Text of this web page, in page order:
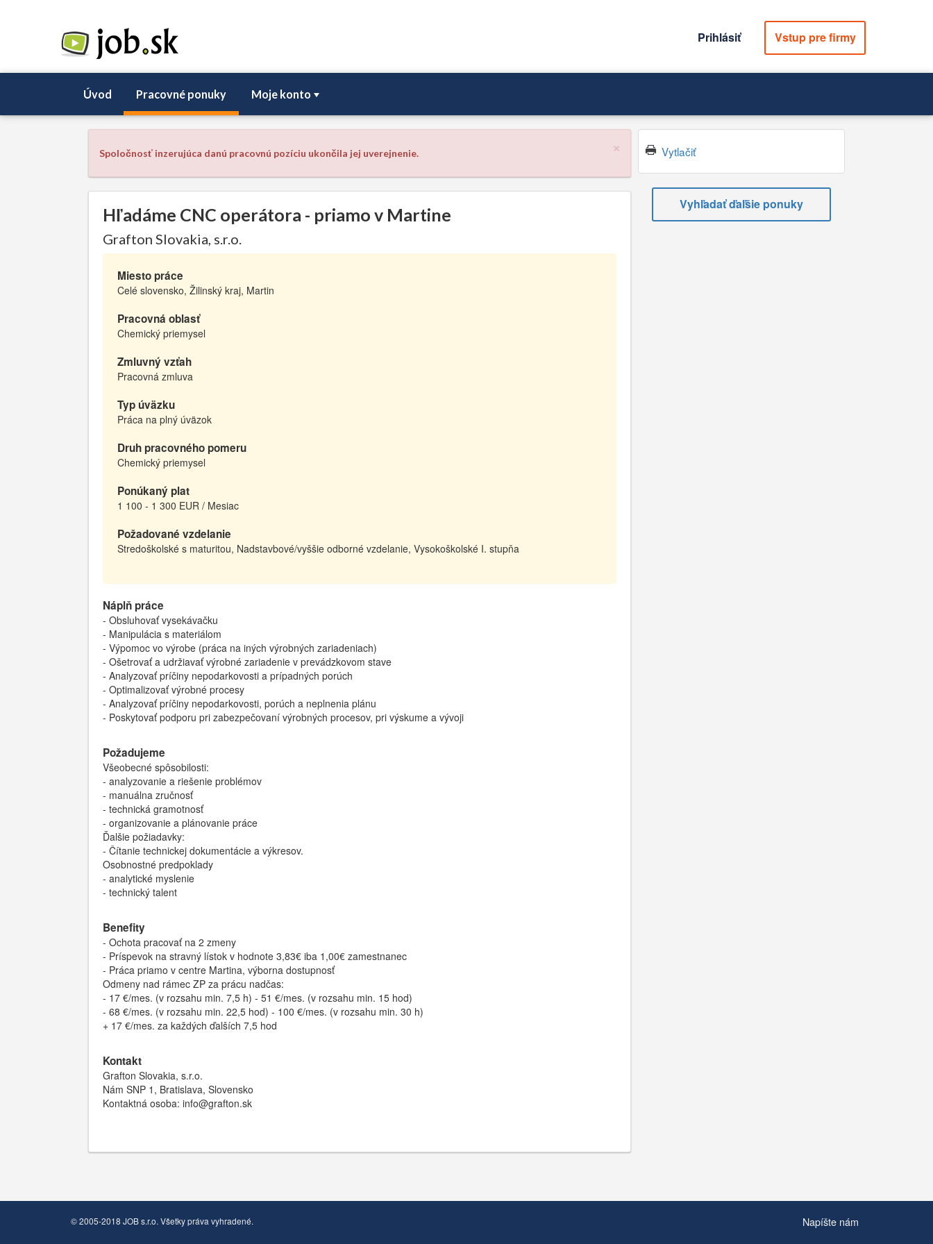
Prihlásiť Vstup pre firmy
Úvod Pracovné ponuky Moje konto
×
Spoločnosť inzerujúca danú pracovnú pozíciu ukončila jej uverejnenie.
Hľadáme CNC operátora - priamo v Martine
Grafton Slovakia, s.r.o.
Miesto práce
Celé slovensko, Žilinský kraj, Martin
Pracovná oblasť
Chemický priemysel
Zmluvný vzťah
Pracovná zmluva
Typ úväzku
Práca na plný úväzok
Druh pracovného pomeru
Chemický priemysel
Ponúkaný plat
1 100 - 1 300 EUR / Mesiac
Požadované vzdelanie
Stredoškolské s maturitou, Nadstavbové/vyššie odborné vzdelanie, Vysokoškolské I. stupňa
Náplň práce
- Obsluhovať vysekávačku
- Manipulácia s materiálom
- Výpomoc vo výrobe (práca na iných výrobných zariadeniach)
- Ošetrovať a udržiavať výrobné zariadenie v prevádzkovom stave
- Analyzovať príčiny nepodarkovosti a prípadných porúch
- Optimalizovať výrobné procesy
- Analyzovať príčiny nepodarkovosti, porúch a neplnenia plánu
- Poskytovať podporu pri zabezpečovaní výrobných procesov, pri výskume a vývoji
Požadujeme
Všeobecné spôsobilosti:
- analyzovanie a riešenie problémov
- manuálna zručnosť
- technická gramotnosť
- organizovanie a plánovanie práce
Ďalšie požiadavky:
- Čítanie technickej dokumentácie a výkresov.
Osobnostné predpoklady
- analytické myslenie
- technický talent
Benefity
- Ochota pracovať na 2 zmeny
- Príspevok na stravný lístok v hodnote 3,83€ iba 1,00€ zamestnanec
- Práca priamo v centre Martina, výborna dostupnosť
Odmeny nad rámec ZP za prácu nadčas:
- 17 €/mes. (v rozsahu min. 7,5 h) - 51 €/mes. (v rozsahu min. 15 hod)
- 68 €/mes. (v rozsahu min. 22,5 hod) - 100 €/mes. (v rozsahu min. 30 h)
+ 17 €/mes. za každých ďalších 7,5 hod
Kontakt
Grafton Slovakia, s.r.o.
Nám SNP 1, Bratislava, Slovensko
Kontaktná osoba: info@grafton.sk
Vytlačiť
Vyhľadať ďaľšie ponuky
© 2005-2018 JOB s.r.o. Všetky práva vyhradené. Napíšte nám